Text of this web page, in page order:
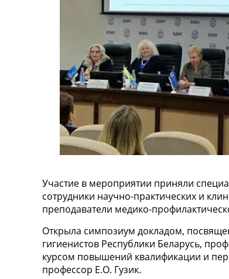
Участие в мероприятии приняли
сотрудники научно-практических и
преподаватели медико-
Открыла симпозиум докладом,
гигиенистов Республики Беларусь,
курсом повышений квалификации и
профессор Е.О. Гузик.